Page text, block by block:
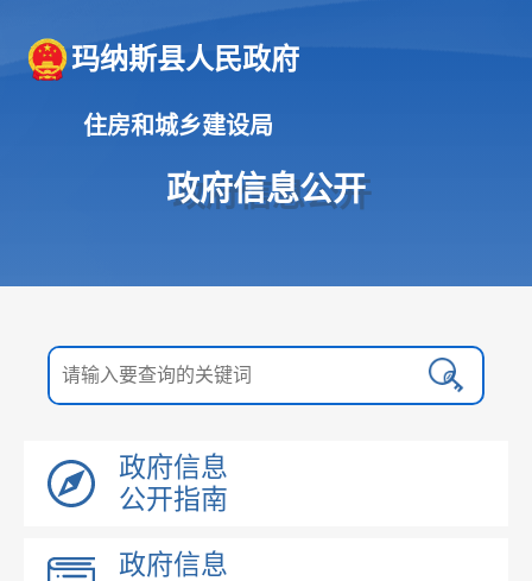
玛纳斯县人民政府
住房和城乡建设局
政府信息公开
政府信息
公开指南
政府信息